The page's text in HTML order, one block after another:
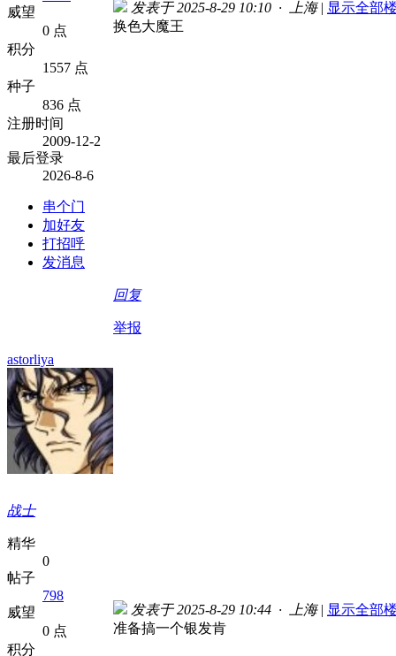
威望
0 点
积分
1557 点
种子
836 点
注册时间
2009-12-2
最后登录
2026-8-6
串个门
加好友
打招呼
发消息
发表于 2025-8-29 10:10 · 上海 | 显示全部
换色大魔王
回复
举报
astorliya
战士
精华
0
帖子
798
威望
0 点
积分
发表于 2025-8-29 10:44 · 上海 | 显示全部
准备搞一个银发肯